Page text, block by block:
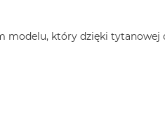
modelu, który dzięki